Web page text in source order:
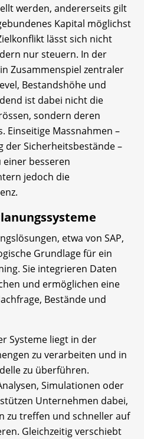
werden, andererseits gilt
Kapital möglichst
lässt sich nicht
nur steuern. In der
Zusammenspiel zentraler
Bestandshöhe und
ist dabei nicht die
sondern deren
Einseitige Massnahmen –
der Sicherheitsbestände –
besseren
jedoch die
etwa von SAP,
Grundlage für ein
Sie integrieren Daten
und ermöglichen eine
Bestände und
Systeme liegt in der
zu verarbeiten und in
zu überführen.
Simulationen oder
Unternehmen dabei,
zu treffen und schneller auf
Gleichzeitig verschiebt